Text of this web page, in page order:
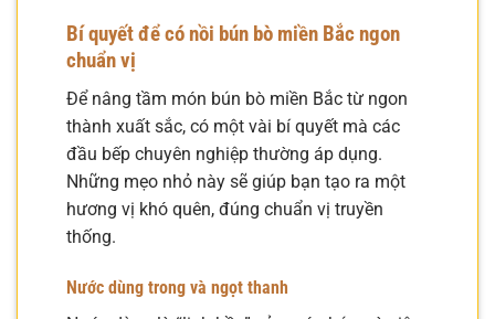
Bí quyết để có nồi bún bò miền Bắc ngon
chuẩn vị
Để nâng tầm món bún bò miền Bắc từ ngon
thành xuất sắc, có một vài bí quyết mà các
đầu bếp chuyên nghiệp thường áp dụng.
Những mẹo nhỏ này sẽ giúp bạn tạo ra một
hương vị khó quên, đúng chuẩn vị truyền
thống.
Nước dùng trong và ngọt thanh